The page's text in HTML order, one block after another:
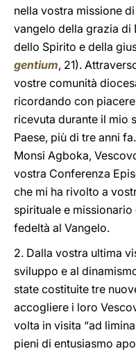
nella vostra missione
vangelo della grazia di
dello Spirito e della
gentium, 21).
vostre comunità
ricordando con
ricevuta durante il mio
Paese, più di tre anni
Monsi Agboka,
vostra Conferenza
che mi ha rivolto a
spirituale e
fedeltà al Vangelo.
2. Dalla vostra ultima
sviluppo e al
state costituite tre
accogliere i loro
volta in visita “ad
pieni di entusiasmo